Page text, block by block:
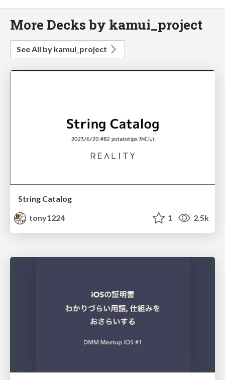
More Decks by kamui_project
See All by kamui_project
String Catalog
tony1224
1 2.5k